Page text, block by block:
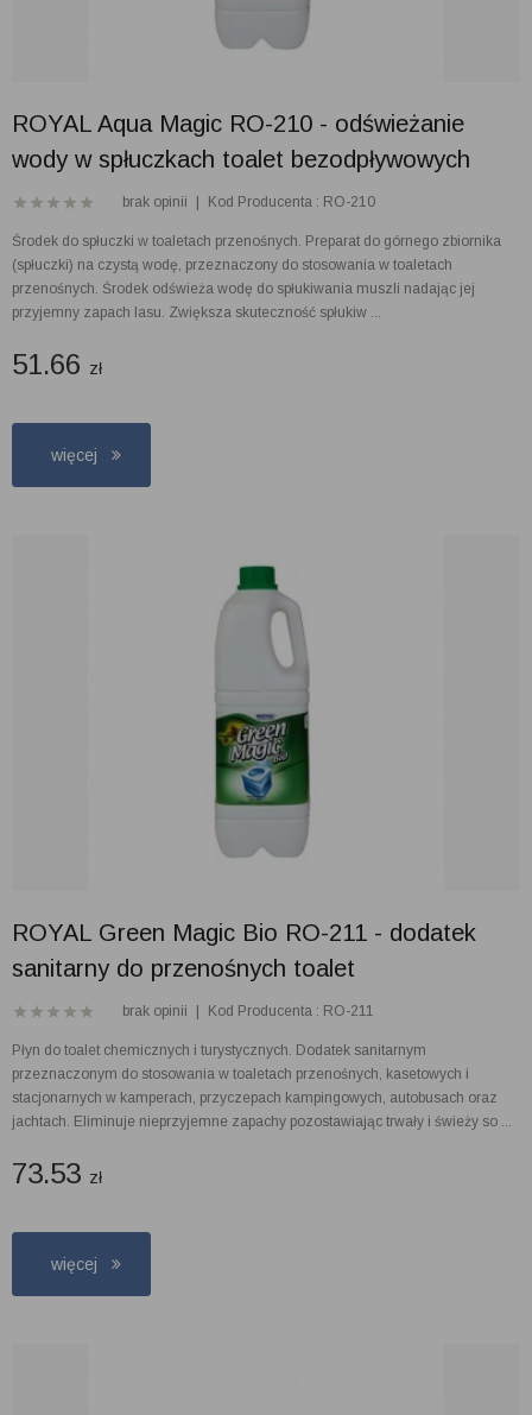
ROYAL Aqua Magic RO-210 - odświeżanie
wody w spłuczkach toalet bezodpływowych
brak opinii Kod Producenta : RO-210
Środek do spłuczki w toaletach przenośnych. Preparat do górnego zbiornika
(spłuczki) na czystą wodę, przeznaczony do stosowania w toaletach
przenośnych. Środek odświeża wodę do spłukiwania muszli nadając jej
przyjemny zapach lasu. Zwiększa skuteczność spłukiw ...
51.66 zł
więcej
ROYAL Green Magic Bio RO-211 - dodatek
sanitarny do przenośnych toalet
brak opinii Kod Producenta : RO-211
Płyn do toalet chemicznych i turystycznych. Dodatek sanitarnym
przeznaczonym do stosowania w toaletach przenośnych, kasetowych i
stacjonarnych w kamperach, przyczepach kampingowych, autobusach oraz
jachtach. Eliminuje nieprzyjemne zapachy pozostawiając trwały i świeży so ...
73.53 zł
więcej